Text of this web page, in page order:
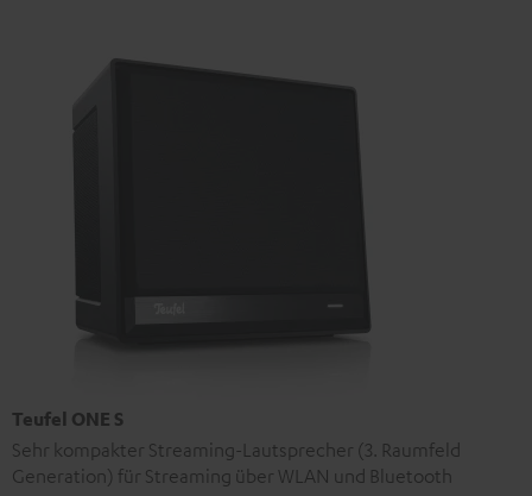
Teufel ONE S
Sehr kompakter Streaming-Lautsprecher (3. Raumfeld
Generation) für Streaming über WLAN und Bluetooth